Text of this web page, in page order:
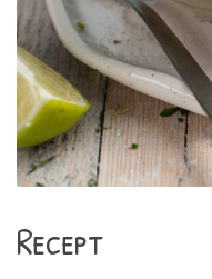
Recept